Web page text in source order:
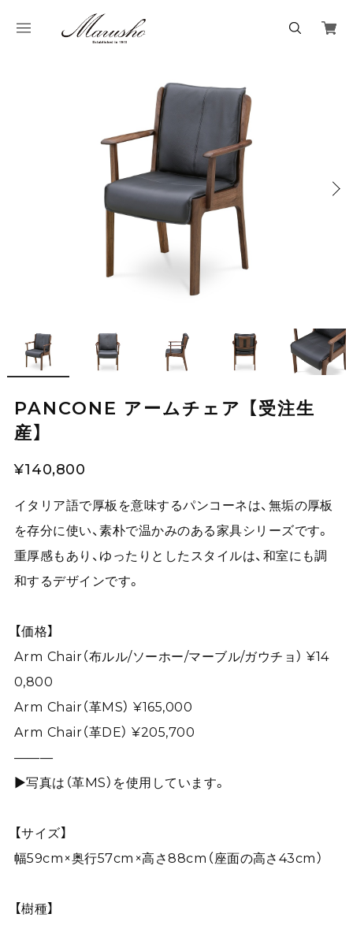
PANCONE アームチェア 【受注生
産】
¥140,800
イタリア語で厚板を意味するパンコーネは、無垢の厚板
を存分に使い、素朴で温かみのある家具シリーズです。
重厚感もあり、ゆったりとしたスタイルは、和室にも調
和するデザインです。
【価格】
Arm Chair（布ルル/ソーホー/マーブル/ガウチョ） ¥14
0,800
Arm Chair（革MS） ¥165,000
Arm Chair（革DE） ¥205,700
———
▶写真は（革MS）を使用しています。
【サイズ】
幅59cm×奥行57cm×高さ88cm（座面の高さ43cm）
【樹種】